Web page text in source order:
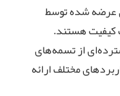
عرضه شده توسط
کیفیت هستند.
از تسمه‌های
مختلف ارائه